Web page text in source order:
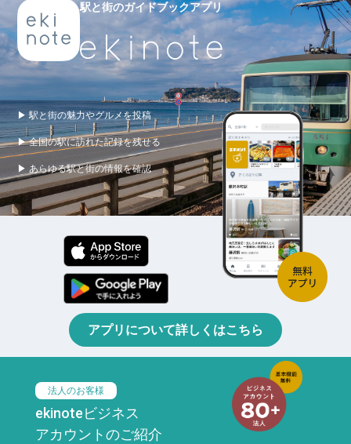
駅と街のガイドブックアプリ
▶ 駅と街の魅力やグルメを投稿
▶ 全国の駅に訪れた記録を残せる
▶ あらゆる駅と街の情報を確認
アプリについて詳しくはこちら
法人のお客様
ekinoteビジネス
アカウントのご紹介